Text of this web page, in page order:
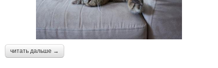
читать дальше →